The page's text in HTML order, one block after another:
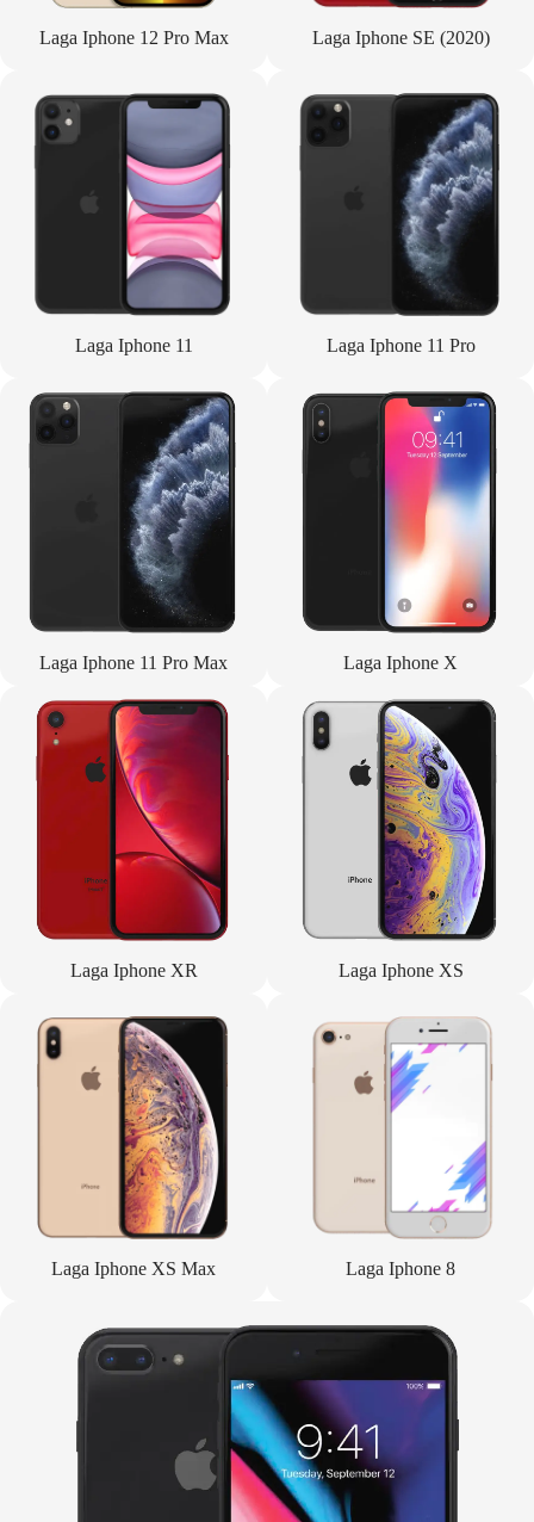
Laga Iphone 12 Pro Max Laga Iphone SE (2020)
Laga Iphone 11 Laga Iphone 11 Pro
Laga Iphone 11 Pro Max Laga Iphone X
Laga Iphone XR Laga Iphone XS
Laga Iphone XS Max Laga Iphone 8